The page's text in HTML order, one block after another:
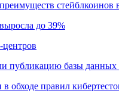
стейблкоинов
до 39%
публикацию базы
обходе правил